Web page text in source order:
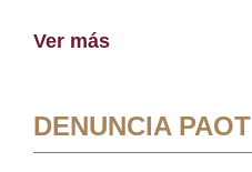
Ver más
DENUNCIA PAOT